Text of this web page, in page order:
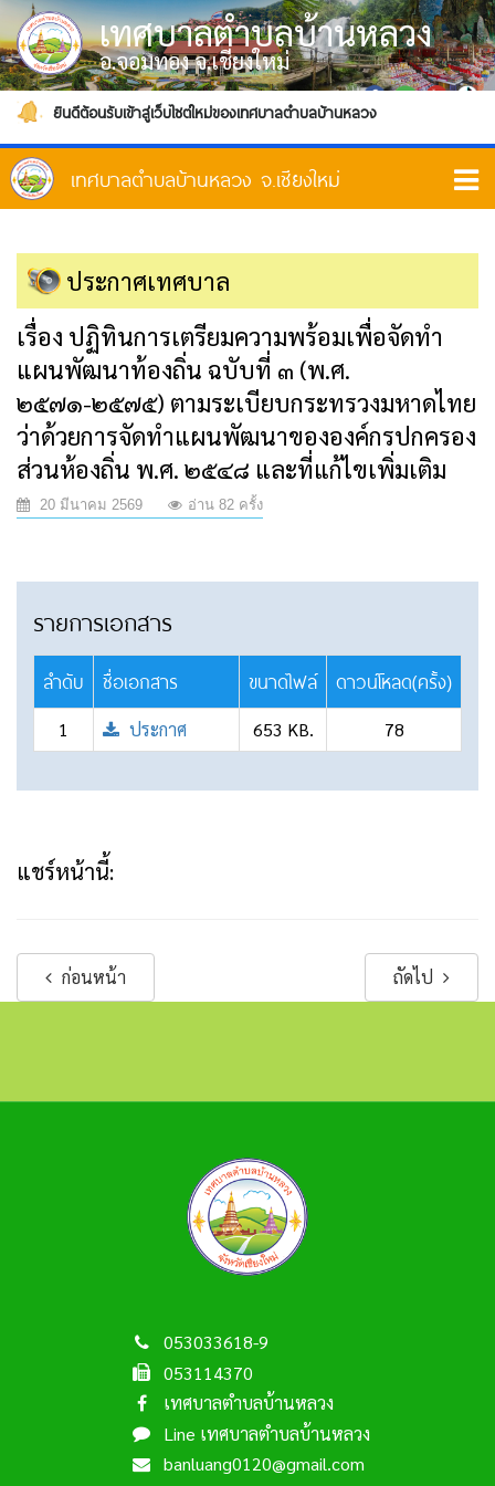
เทศบาลตำบลบ้านหลวง
อ.จอมทอง จ.เชียงใหม่
ยินดีต้อนรับเข้าสู่เว็บไซต์ใหม่ของเทศบาลตำบลบ้านหลวง
ประกาศเทศบาล
เรื่อง ปฏิทินการเตรียมความพร้อมเพื่อจัดทำ
แผนพัฒนาท้องถิ่น ฉบับที่ ๓ (พ.ศ.
๒๕๗๑-๒๕๗๕) ตามระเบียบกระทรวงมหาดไทย
ว่าด้วยการจัดทำแผนพัฒนาขององค์กรปกครอง
ส่วนห้องถิ่น พ.ศ. ๒๕๔๘ และที่แก้ไขเพิ่มเติม
20 มีนาคม 2569 อ่าน 82 ครั้ง
รายการเอกสาร
ลำดับ ชื่อเอกสาร ขนาดไฟล์ ดาวน์โหลด(ครั้ง)
1 ประกาศ 653 KB. 78
แชร์หน้านี้:
ก่อนหน้า ถัดไป
053033618-9
053114370
เทศบาลตำบลบ้านหลวง
Line เทศบาลตำบลบ้านหลวง
banluang0120@gmail.com